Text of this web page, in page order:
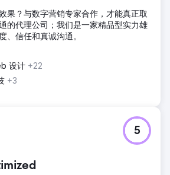
果？与数字营销专家合作，才能真正取
的代理公司；我们是一家精品型实力雄
、信任和真诚沟通。
设计 +22
+3
5